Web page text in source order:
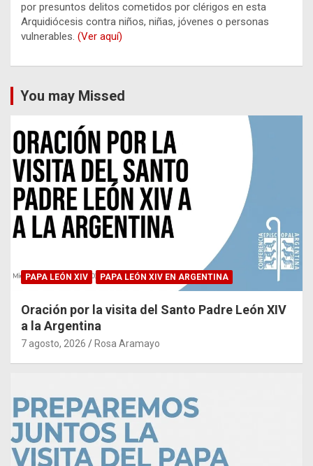
por presuntos delitos cometidos por clérigos en esta
Arquidiócesis contra niños, niñas, jóvenes o personas
vulnerables. (Ver aquí)
You may Missed
PAPA LEÓN XIV PAPA LEÓN XIV EN ARGENTINA
Oración por la visita del Santo Padre León XIV
a la Argentina
7 agosto, 2026 Rosa Aramayo